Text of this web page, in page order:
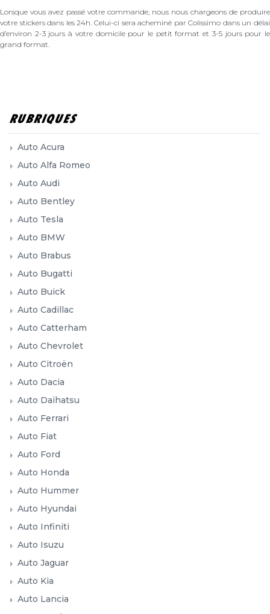
Lorsque vous avez passé votre commande, nous nous chargeons de produire
votre stickers dans les 24h. Celui-ci sera acheminé par Colissimo dans un délai
d’environ 2-3 jours à votre domicile pour le petit format et 3-5 jours pour le
grand format.
RUBRIQUES
Auto Acura
Auto Alfa Romeo
Auto Audi
Auto Bentley
Auto Tesla
Auto BMW
Auto Brabus
Auto Bugatti
Auto Buick
Auto Cadillac
Auto Catterham
Auto Chevrolet
Auto Citroën
Auto Dacia
Auto Daihatsu
Auto Ferrari
Auto Fiat
Auto Ford
Auto Honda
Auto Hummer
Auto Hyundai
Auto Infiniti
Auto Isuzu
Auto Jaguar
Auto Kia
Auto Lancia